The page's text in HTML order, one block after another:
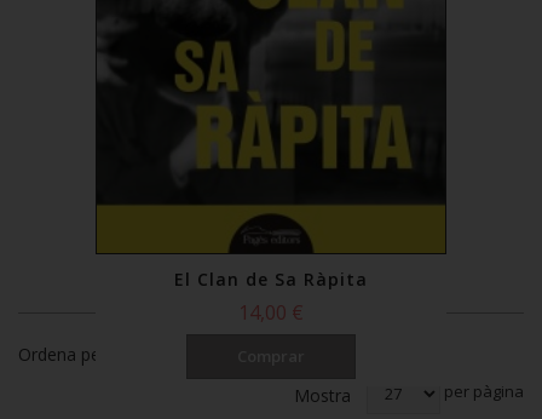
El Clan de Sa Ràpita
14,00 €
Ordena per
Mostra
per pàgina